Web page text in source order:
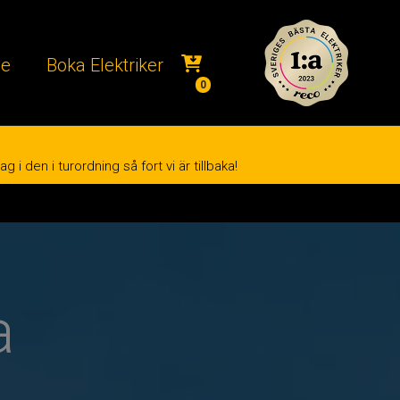
Boka Elektriker
0
i den i turordning så fort vi är tillbaka!